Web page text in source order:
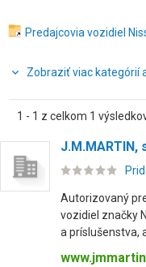
Predajcovia vozidiel
Zobraziť viac kategórií
1 - 1 z celkom 1
J.M.MARTIN,
Autorizovaný
vozidiel značky
a príslušenstva,